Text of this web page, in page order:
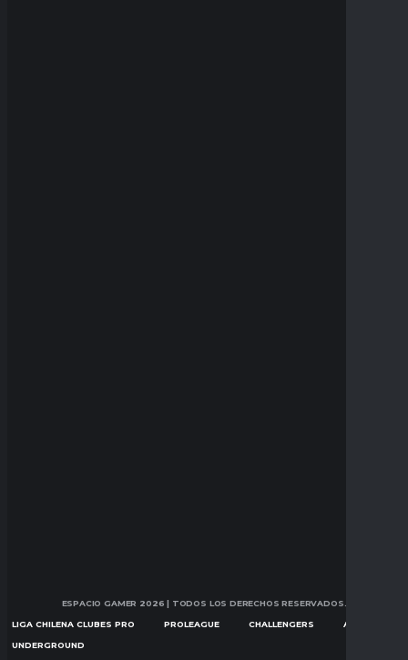
ESPACIO GAMER 2026 | TODOS LOS DERECHOS RESERVADOS.
LIGA CHILENA CLUBES PRO PROLEAGUE CHALLENGERS ASCENSION
UNDERGROUND